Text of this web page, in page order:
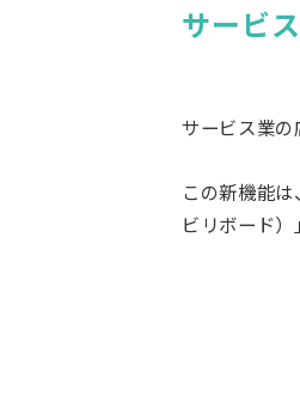
サービ
サービス業の
この新機能
ビリボード）